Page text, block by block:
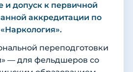
и допуск к первичной
аккредитации по
переподготовки
— для фельдшеров со